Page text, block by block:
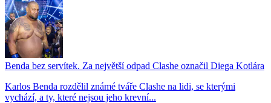
Benda bez servítek. Za největší odpad Clashe označil Diega Kotlára
Karlos Benda rozdělil známé tváře Clashe na lidi, se kterými
vychází, a ty, které nejsou jeho krevní...